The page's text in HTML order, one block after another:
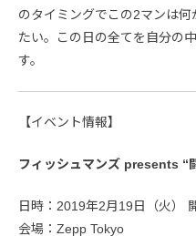
のタイミングでこの2マンは
たい。この日の全てを自分の
す。
【イベント情報】
フィッシュマンズ presents “
日時：2019年2月19日（火）
会場：Zepp Tokyo